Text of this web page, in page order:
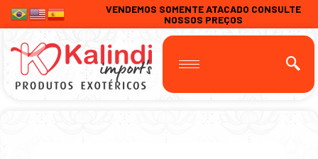
VENDEMOS SOMENTE ATACADO CONSULTE
NOSSOS PREÇOS